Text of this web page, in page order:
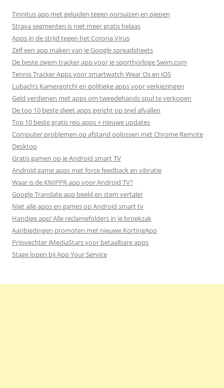
Tinnitus app met geluiden tegen oorsuizen en piepen
Strava segmenten is niet meer gratis helaas
Apps in de strijd tegen het Corona Virus
Zelf een app maken van je Google spreadsheets
De beste zwem tracker app voor je sporthorloge Swim.com
Tennis Tracker Apps voor smartwatch Wear Os en iOS
Lubach’s Kamergotchi en politieke apps voor verkiezingen
Geld verdienen met apps om tweedehands spul te verkopen
De top 10 beste dieet apps gericht op snel afvallen
Top 10 beste gratis reis apps + nieuwe updates
Computer problemen op afstand oplossen met Chrome Remote
Desktop
Gratis gamen op je Android smart TV
Android game apps met force feedback en vibratie
Waar is de KNIPPR app voor Android TV?
Google Translate app beeld en stem vertaler
Niet alle apps en games op Android smart tv
Handige app! Alle reclamefolders in je broekzak
Aanbiedingen promoten met nieuwe KortingApp
Prijsvechter iMediaStars voor betaalbare apps
Stage lopen bij App Your Service